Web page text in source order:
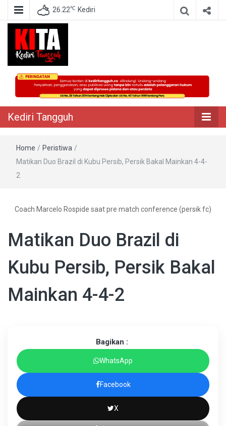
26.22℃ Kediri
Kediri Tangguh
Berita Akurat Terpercaya
Kediri Tangguh
Home / Peristiwa /
Matikan Duo Brazil di Kubu Persib, Persik Bakal Mainkan 4-4-
2
Coach Marcelo Rospide saat pre match conference (persik fc)
Matikan Duo Brazil di
Kubu Persib, Persik Bakal
Mainkan 4-4-2
Bagikan :
WhatsApp
Facebook
X